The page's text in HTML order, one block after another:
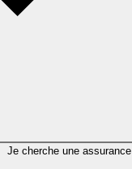
Je cherche une assurance